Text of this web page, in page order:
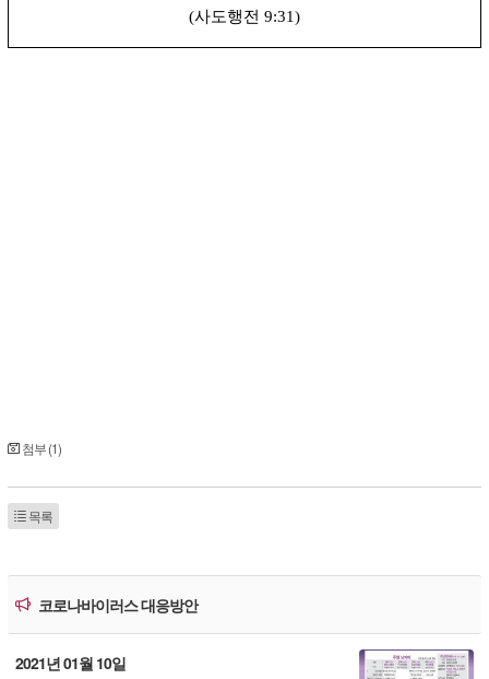
(사도행전 9:31)
첨부 (1)
목록
코로나바이러스 대응방안
2021년 01월 10일